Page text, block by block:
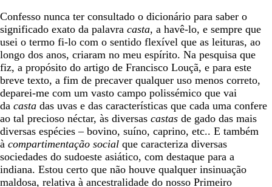
Confesso nunca ter consultado o dicionário para saber o
significado exato da palavra casta, a havê-lo, e sempre que
usei o termo fi-lo com o sentido flexível que as leituras, ao
longo dos anos, criaram no meu espírito. Na pesquisa que
fiz, a propósito do artigo de Francisco Louçã, e para este
breve texto, a fim de precaver qualquer uso menos correto,
deparei-me com um vasto campo polissémico que vai
da casta das uvas e das características que cada uma confere
ao tal precioso néctar, às diversas castas de gado das mais
diversas espécies – bovino, suíno, caprino, etc.. E também
à compartimentação social que caracteriza diversas
sociedades do sudoeste asiático, com destaque para a
indiana. Estou certo que não houve qualquer insinuação
maldosa, relativa à ancestralidade do nosso Primeiro